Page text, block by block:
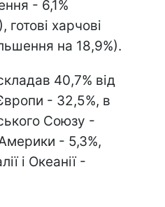
- 6,1%
харчові
на 18,9%).
40,7% від
- 32,5%, в
Союзу -
- 5,3%,
і Океанії -